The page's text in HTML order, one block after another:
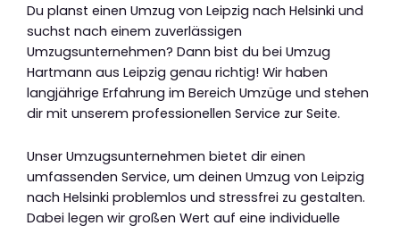
Du planst einen Umzug von Leipzig nach Helsinki und
suchst nach einem zuverlässigen
Umzugsunternehmen? Dann bist du bei Umzug
Hartmann aus Leipzig genau richtig! Wir haben
langjährige Erfahrung im Bereich Umzüge und stehen
dir mit unserem professionellen Service zur Seite.
Unser Umzugsunternehmen bietet dir einen
umfassenden Service, um deinen Umzug von Leipzig
nach Helsinki problemlos und stressfrei zu gestalten.
Dabei legen wir großen Wert auf eine individuelle